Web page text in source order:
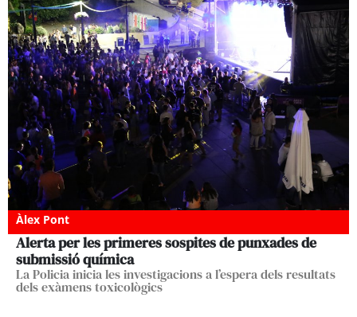
Àlex Pont
Alerta per les primeres sospites de punxades de
submissió química
La Policia inicia les investigacions a l’espera dels resultats
dels exàmens toxicològics